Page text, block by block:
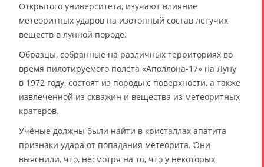
Открытого университета, изучают влияние
метеоритных ударов на изотопный состав летучих
веществ в лунной породе.
Образцы, собранные на различных территориях во
время пилотируемого полёта «Аполлона-17» на Луну
в 1972 году, состоят из породы с поверхности, а также
извлечённой из скважин и вещества из метеоритных
кратеров.
Учёные должны были найти в кристаллах апатита
признаки удара от попадания метеорита. Они
выяснили, что, несмотря на то, что у некоторых